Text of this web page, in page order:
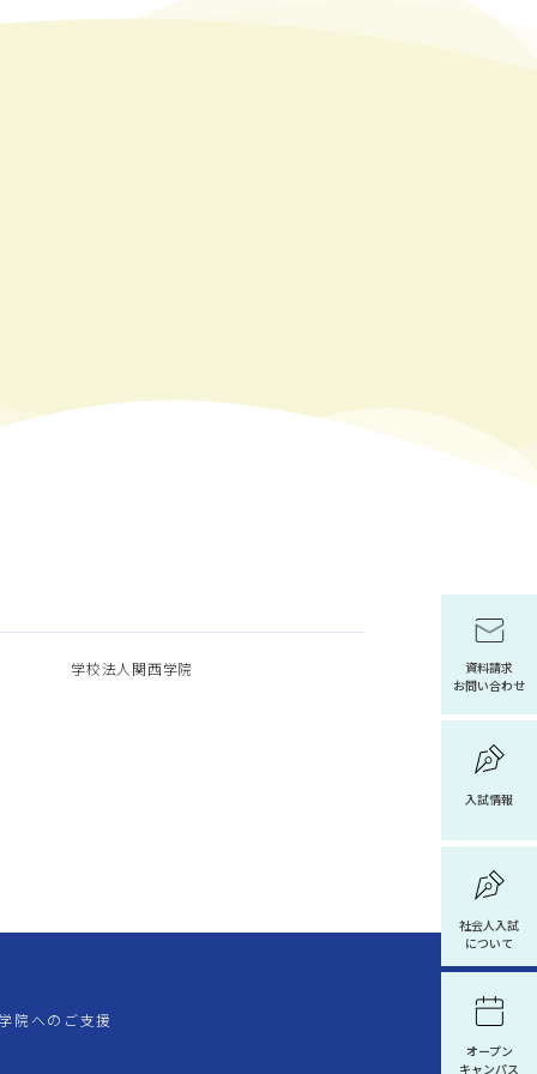
資料請求
お問い合わせ
入試情報
社会人入試
について
オープン
キャンパス
学校法人関西学院
院へのご支援